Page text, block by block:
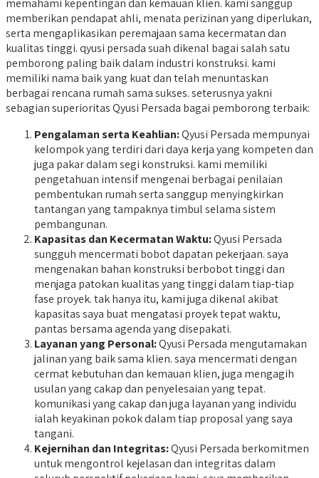
memahami kepentingan dan kemauan klien. kami sanggup
memberikan pendapat ahli, menata perizinan yang diperlukan,
serta mengaplikasikan peremajaan sama kecermatan dan
kualitas tinggi. qyusi persada suah dikenal bagai salah satu
pemborong paling baik dalam industri konstruksi. kami
memiliki nama baik yang kuat dan telah menuntaskan
berbagai rencana rumah sama sukses. seterusnya yakni
sebagian superioritas Qyusi Persada bagai pemborong terbaik:
Pengalaman serta Keahlian:Qyusi Persada mempunyai
kelompok yang terdiri dari daya kerja yang kompeten dan
juga pakar dalam segi konstruksi. kami memiliki
pengetahuan intensif mengenai berbagai penilaian
pembentukan rumah serta sanggup menyingkirkan
tantangan yang tampaknya timbul selama sistem
pembangunan.
Kapasitas dan Kecermatan Waktu:Qyusi Persada
sungguh mencermati bobot dapatan pekerjaan. saya
mengenakan bahan konstruksi berbobot tinggi dan
menjaga patokan kualitas yang tinggi dalam tiap-tiap
fase proyek. tak hanya itu, kami juga dikenal akibat
kapasitas saya buat mengatasi proyek tepat waktu,
pantas bersama agenda yang disepakati.
Layanan yang Personal:Qyusi Persada mengutamakan
jalinan yang baik sama klien. saya mencermati dengan
cermat kebutuhan dan kemauan klien, juga mengagih
usulan yang cakap dan penyelesaian yang tepat.
komunikasi yang cakap dan juga layanan yang individu
ialah keyakinan pokok dalam tiap proposal yang saya
tangani.
Kejernihan dan Integritas:Qyusi Persada berkomitmen
untuk mengontrol kejelasan dan integritas dalam